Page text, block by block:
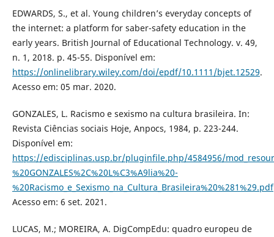
EDWARDS, S., et al. Young children’s everyday concepts of
the internet: a platform for saber-safety education in the
early years. British Journal of Educational Technology. v. 49,
n. 1, 2018. p. 45-55. Disponível em:
https://onlinelibrary.wiley.com/doi/epdf/10.1111/bjet.12529.
Acesso em: 05 mar. 2020.
GONZALES, L. Racismo e sexismo na cultura brasileira. In:
Revista Ciências sociais Hoje, Anpocs, 1984, p. 223-244.
Disponível em:
https://edisciplinas.usp.br/pluginfile.php/4584956/
%20GONZALES%2C%20L%C3%A9lia%20-
%20Racismo_e_Sexismo_na_Cultura_Brasileira%20%281%29.pdf
Acesso em: 6 set. 2021.
LUCAS, M.; MOREIRA, A. DigCompEdu: quadro europeu de